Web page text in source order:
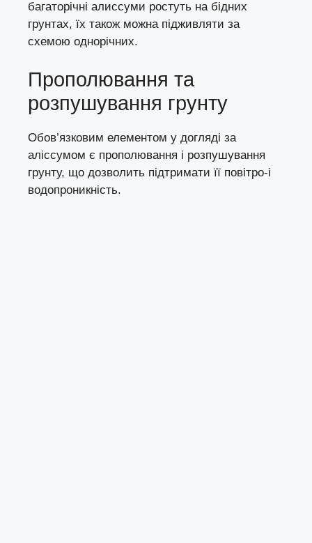
багаторічні алиссуми ростуть на бідних
грунтах, їх також можна підживляти за
схемою однорічних.
Прополювання та
розпушування грунту
Обов’язковим елементом у догляді за
аліссумом є прополювання і розпушування
грунту, що дозволить підтримати її повітро-і
водопроникність.